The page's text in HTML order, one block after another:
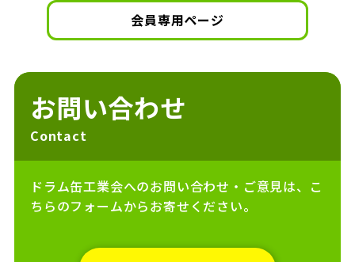
会員専用ページ
お問い合わせ
Contact
ドラム缶工業会へのお問い合わせ・ご意見は、こ
ちらのフォームからお寄せください。